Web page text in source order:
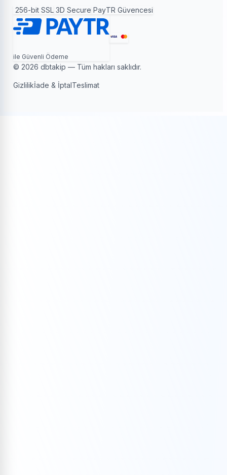
256-bit SSL 3D Secure PayTR Güvencesi
ile Güvenli Ödeme
© 2026 dbtakip — Tüm hakları saklıdır.
Gizlilikİade & İptalTeslimat